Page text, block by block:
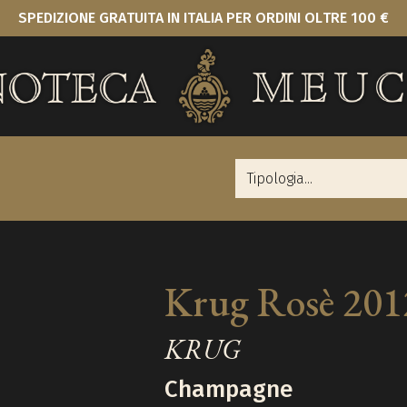
SPEDIZIONE GRATUITA IN ITALIA PER ORDINI OLTRE 100 €
Krug Rosè
KRUG
Champagne